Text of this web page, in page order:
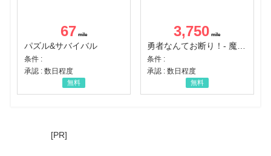
67
パズル&サバイバル
条件 :
承認 : 数日程度
無料
3,750
条件 :
承認 : 数日程度
無料
[PR]